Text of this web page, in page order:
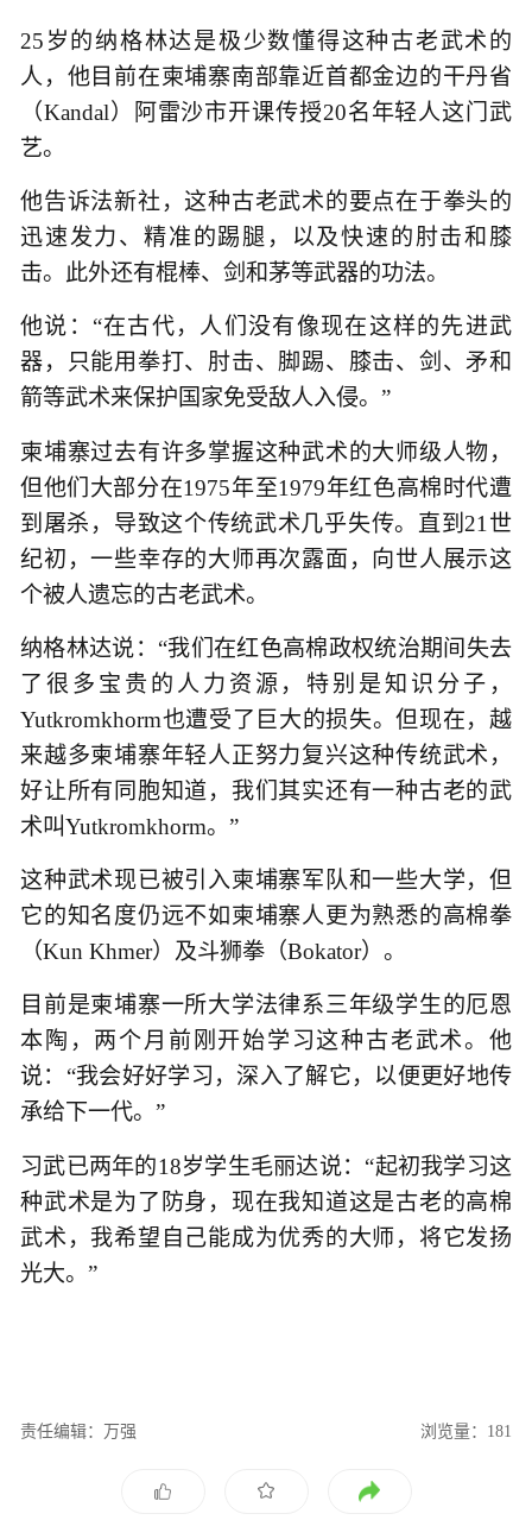
25岁的纳格林达是极少数懂得这种古老武术的
人，他目前在柬埔寨南部靠近首都金边的干丹省
（Kandal）阿雷沙市开课传授20名年轻人这门武
艺。
他告诉法新社，这种古老武术的要点在于拳头的
迅速发力、精准的踢腿，以及快速的肘击和膝
击。此外还有棍棒、剑和茅等武器的功法。
他说：“在古代，人们没有像现在这样的先进武
器，只能用拳打、肘击、脚踢、膝击、剑、矛和
箭等武术来保护国家免受敌人入侵。”
柬埔寨过去有许多掌握这种武术的大师级人物，
但他们大部分在1975年至1979年红色高棉时代遭
到屠杀，导致这个传统武术几乎失传。直到21世
纪初，一些幸存的大师再次露面，向世人展示这
个被人遗忘的古老武术。
纳格林达说：“我们在红色高棉政权统治期间失去
了很多宝贵的人力资源，特别是知识分子，
Yutkromkhorm也遭受了巨大的损失。但现在，越
来越多柬埔寨年轻人正努力复兴这种传统武术，
好让所有同胞知道，我们其实还有一种古老的武
术叫Yutkromkhorm。”
这种武术现已被引入柬埔寨军队和一些大学，但
它的知名度仍远不如柬埔寨人更为熟悉的高棉拳
（Kun Khmer）及斗狮拳（Bokator）。
目前是柬埔寨一所大学法律系三年级学生的厄恩
本陶，两个月前刚开始学习这种古老武术。他
说：“我会好好学习，深入了解它，以便更好地传
承给下一代。”
习武已两年的18岁学生毛丽达说：“起初我学习这
种武术是为了防身，现在我知道这是古老的高棉
武术，我希望自己能成为优秀的大师，将它发扬
光大。”
责任编辑：万强 浏览量：181